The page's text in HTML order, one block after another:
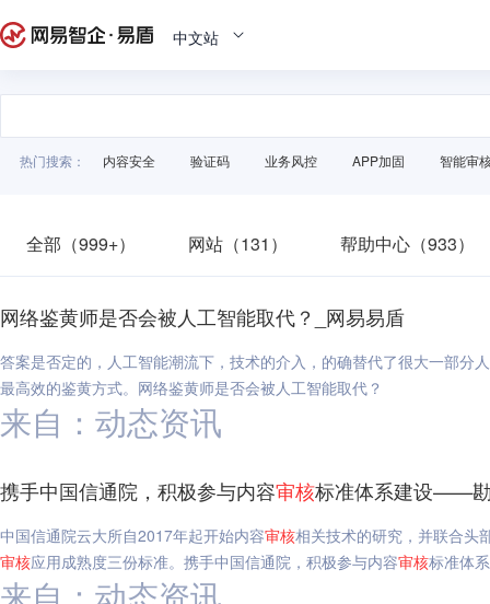
中文站
热门搜索： 内容安全 验证码 业务风控 APP加固 智能审
全部（999+） 网站（131） 帮助中心（933）
网络鉴黄师是否会被人工智能取代？_网易易盾
答案是否定的，人工智能潮流下，技术的介入，的确替代了很大一部分
最高效的鉴黄方式。网络鉴黄师是否会被人工智能取代？
来自：动态资讯
携手中国信通院，积极参与内容审核标准体系建设——勘
中国信通院云大所自2017年起开始内容审核相关技术的研究，并联合头
审核应用成熟度三份标准。携手中国信通院，积极参与内容审核标准体
来自：动态资讯